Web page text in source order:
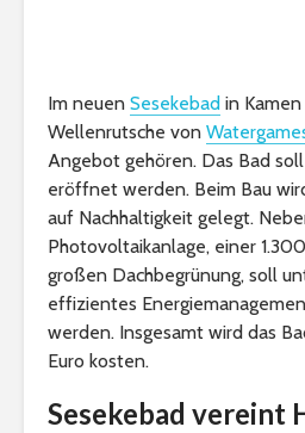
Im neuen Sesekebad in
Wellenrutsche von
Angebot gehören. Das Bad
eröffnet werden. Beim Bau
auf Nachhaltigkeit gelegt.
Photovoltaikanlage, einer
großen Dachbegrünung, soll
effizientes
werden. Insgesamt wird das
Euro kosten.
Sesekebad vereint